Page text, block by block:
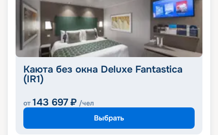
Каюта без окна Deluxe Fantastica
(IR1)
от 143 697 ₽ /чел
Выбрать